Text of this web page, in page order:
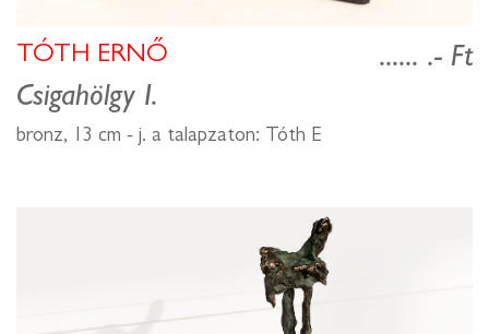
TÓTH ERNŐ
Csigahölgy I.
bronz, 13 cm - j. a talapzaton: Tóth E
...... .- Ft